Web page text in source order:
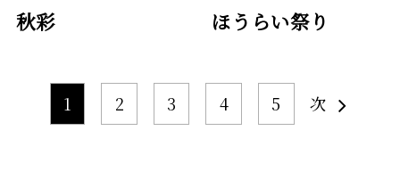
秋彩 ほうらい祭り
1 2 3 4 5 次